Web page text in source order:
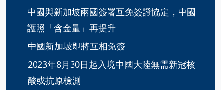
中國與新加坡兩國簽署互免簽證協定，中國
護照「含金量」再提升
中國新加坡即將互相免簽
2023年8月30日起入境中國大陸無需新冠核
酸或抗原檢測